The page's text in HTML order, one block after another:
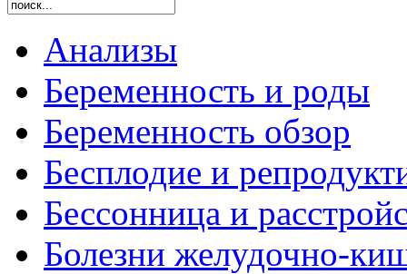
Анализы
Беременность и роды
Беременность обзор
Бесплодие и
Бессонница и
Болезни желудочно-